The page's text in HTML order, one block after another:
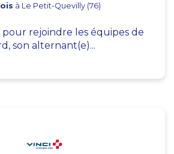
à Le Petit-Quevilly (76)
pour rejoindre les équipes de
son alternant(e)...